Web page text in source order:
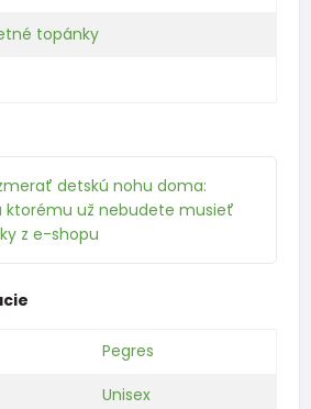
topánky
detskú nohu doma:
ktorému už nebudete musieť
z e-shopu
Pegres
Unisex